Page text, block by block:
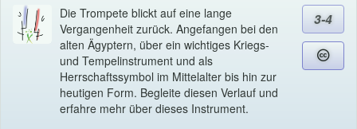
Die Trompete blickt auf eine lange
Vergangenheit zurück. Angefangen bei den
alten Ägyptern, über ein wichtiges Kriegs-
und Tempelinstrument und als
Herrschaftssymbol im Mittelalter bis hin zur
heutigen Form. Begleite diesen Verlauf und
erfahre mehr über dieses Instrument.
3-4